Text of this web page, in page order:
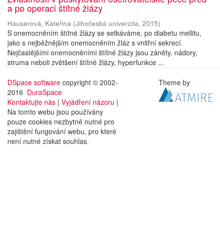
a po operaci štítné žlázy
Hauserová, Kateřina (Jihočeská univerzita, 2015)
S onemocněním štítné žlázy se setkáváme, po diabetu mellitu,
jako s nejběžnějším onemocněním žláz s vnitřní sekrecí.
Nejčastějšími onemocněními štítné žlázy jsou záněty, nádory,
struma neboli zvětšení štítné žlázy, hyperfunkce ...
DSpace software copyright © 2002-
2016 DuraSpace
Kontaktujte nás | Vyjádření názoru |
Na tomto webu jsou používány
pouze cookies nezbytně nutné pro
zajištění fungování webu, pro které
není nutné získat souhlas.
Theme by